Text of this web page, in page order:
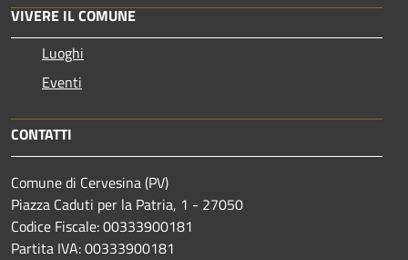
VIVERE IL COMUNE
Luoghi
Eventi
CONTATTI
Comune di Cervesina (PV)
Piazza Caduti per la Patria, 1 - 27050
Codice Fiscale: 00333900181
Partita IVA: 00333900181